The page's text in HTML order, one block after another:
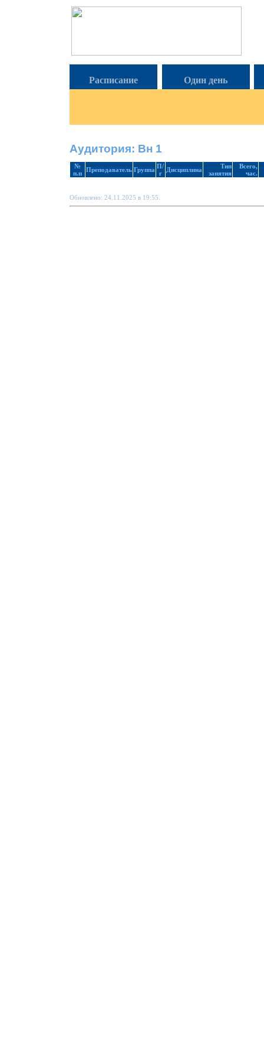
Расписание Один день
Аудитория: Вн 1
№
п.п Преподаватель Группа П/
г
Дисциплина
Тип
занятия
Всего,
час.
Обновлено: 24.11.2025 в 19:55.